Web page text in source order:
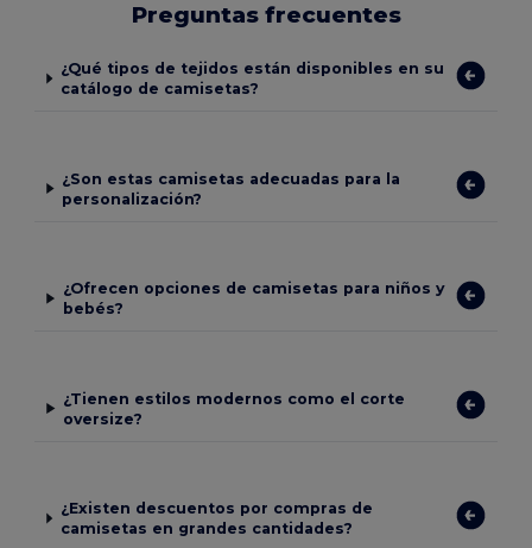
Preguntas frecuentes
¿Qué tipos de tejidos están disponibles en su
catálogo de camisetas?
¿Son estas camisetas adecuadas para la
personalización?
¿Ofrecen opciones de camisetas para niños y
bebés?
¿Tienen estilos modernos como el corte
oversize?
¿Existen descuentos por compras de
camisetas en grandes cantidades?